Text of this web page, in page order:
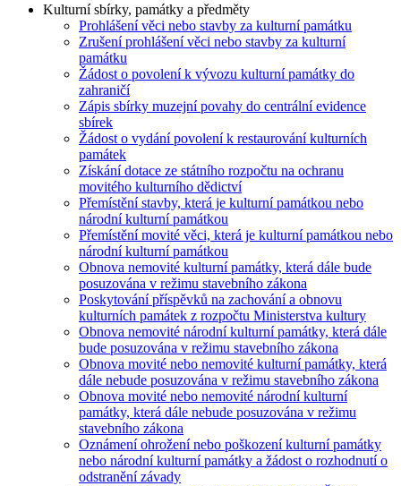
Kulturní sbírky, památky a předměty
Prohlášení věci nebo stavby za kulturní památku
Zrušení prohlášení věci nebo stavby za kulturní
památku
Žádost o povolení k vývozu kulturní památky do
zahraničí
Zápis sbírky muzejní povahy do centrální evidence
sbírek
Žádost o vydání povolení k restaurování kulturních
památek
Získání dotace ze státního rozpočtu na ochranu
movitého kulturního dědictví
Přemístění stavby, která je kulturní památkou nebo
národní kulturní památkou
Přemístění movité věci, která je kulturní památkou nebo
národní kulturní památkou
Obnova nemovité kulturní památky, která dále bude
posuzována v režimu stavebního zákona
Poskytování příspěvků na zachování a obnovu
kulturních památek z rozpočtu Ministerstva kultury
Obnova nemovité národní kulturní památky, která dále
bude posuzována v režimu stavebního zákona
Obnova movité nebo nemovité kulturní památky, která
dále nebude posuzována v režimu stavebního zákona
Obnova movité nebo nemovité národní kulturní
památky, která dále nebude posuzována v režimu
stavebního zákona
Oznámení ohrožení nebo poškození kulturní památky
nebo národní kulturní památky a žádost o rozhodnutí o
odstranění závady